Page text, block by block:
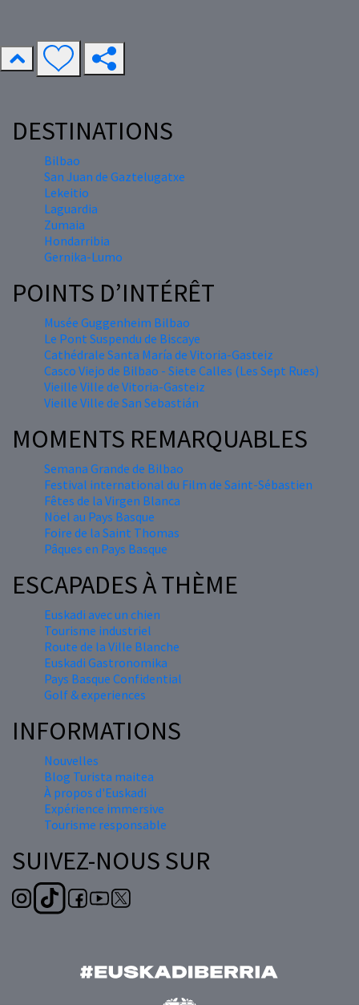
DESTINATIONS
Bilbao
San Juan de Gaztelugatxe
Lekeitio
Laguardia
Zumaia
Hondarribia
Gernika-Lumo
POINTS D’INTÉRÊT
Musée Guggenheim Bilbao
Le Pont Suspendu de Biscaye
Cathédrale Santa María de Vitoria-Gasteiz
Casco Viejo de Bilbao - Siete Calles (Les Sept Rues)
Vieille Ville de Vitoria-Gasteiz
Vieille Ville de San Sebastián
MOMENTS REMARQUABLES
Semana Grande de Bilbao
Festival international du Film de Saint-Sébastien
Fêtes de la Virgen Blanca
Nöel au Pays Basque
Foire de la Saint Thomas
Pâques en Pays Basque
ESCAPADES À THÈME
Euskadi avec un chien
Tourisme industriel
Route de la Ville Blanche
Euskadi Gastronomika
Pays Basque Confidential
Golf & experiences
INFORMATIONS
Nouvelles
Blog Turista maitea
À propos d'Euskadi
Expérience immersive
Tourisme responsable
SUIVEZ-NOUS SUR